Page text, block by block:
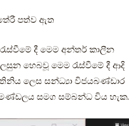
පත්ව ඇත
දී මෙම අන්තර් කාලීන
හෙබවූ මෙම රැස්වීමේ දී ආදි
ලෙස සන්ධ්‍යා විජයබණ්ඩාර
සමග සම්බන්ධ විය හැක.